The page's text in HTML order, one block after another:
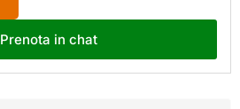
Prenota in chat